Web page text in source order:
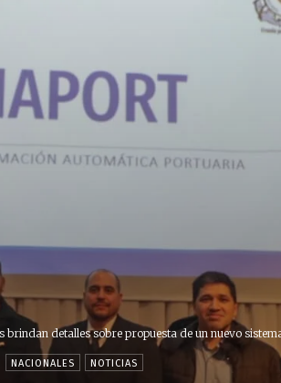
brindan detalles sobre propuesta de un nuevo
NACIONALES NOTICIAS